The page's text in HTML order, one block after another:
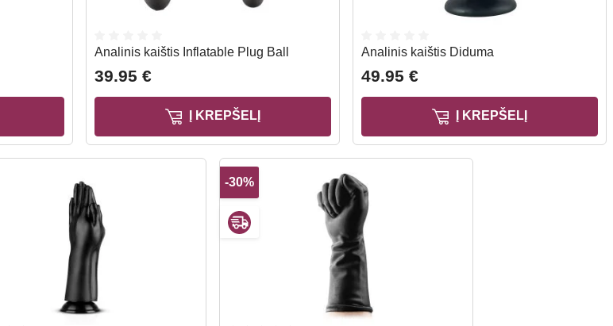
Analinis kaištis Inflatable Plug Ball
39.95 €
Į KREPŠELĮ
Analinis kaištis Diduma
49.95 €
Į KREPŠELĮ
-30%